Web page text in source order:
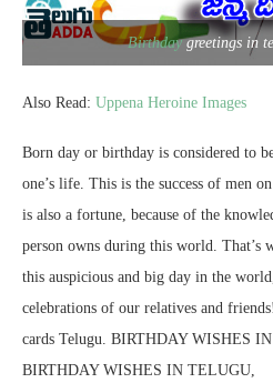
Birthdaygreetings in
Also Read: Uppena Heroine Images
Born day or birthday is considered to
one’s life. This is the success of men
is also a fortune, because of the
person owns during this world. That’s
this auspicious and big day in the world
celebrations of our relatives and
cards Telugu. BIRTHDAY WISHES
BIRTHDAY WISHES IN TELUGU,